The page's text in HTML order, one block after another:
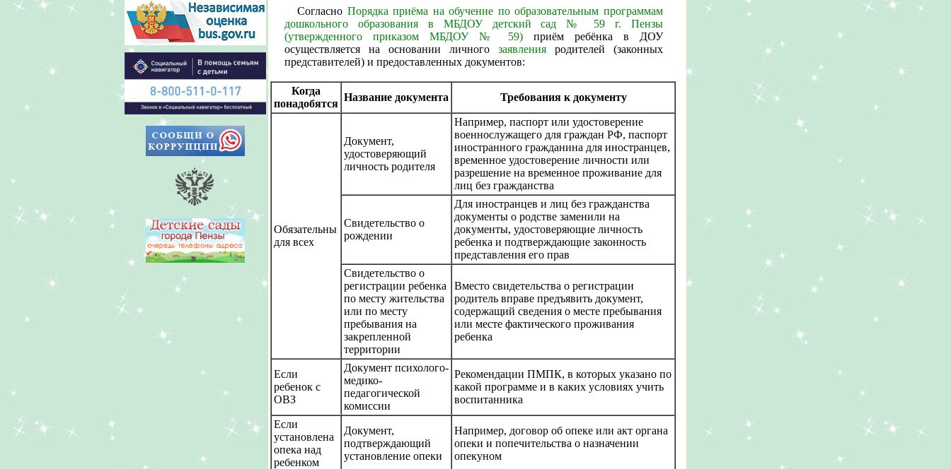
Согласно Порядка приёма на обучение по образовательным программам
дошкольного образования в МБДОУ детский сад № 59 г. Пензы
(утвержденного приказом МБДОУ № 59) приём ребёнка в ДОУ
осуществляется на основании личного заявления родителей (законных
представителей) и предоставленных документов:
Когда
понадобятся
Название документа Требования к документу
Обязательны
для всех
Документ,
удостоверяющий
личность родителя
Например, паспорт или удостоверение
военнослужащего для граждан РФ, паспорт
иностранного гражданина для иностранцев,
временное удостоверение личности или
разрешение на временное проживание для
лиц без гражданства
Свидетельство о
рождении
Для иностранцев и лиц без гражданства
документы о родстве заменили на
документы, удостоверяющие личность
ребенка и подтверждающие законность
представления его прав
Свидетельство о
регистрации ребенка
по месту жительства
или по месту
пребывания на
закрепленной
территории
Вместо свидетельства о регистрации
родитель вправе предъявить документ,
содержащий сведения о месте пребывания
или месте фактического проживания
ребенка
Если
ребенок с
ОВЗ
Документ психолого-
медико-
педагогической
комиссии
Рекомендации ПМПК, в которых указано по
какой программе и в каких условиях учить
воспитанника
Если
установлена
опека над
ребенком
Документ,
подтверждающий
установление опеки
Например, договор об опеке или акт органа
опеки и попечительства о назначении
опекуном